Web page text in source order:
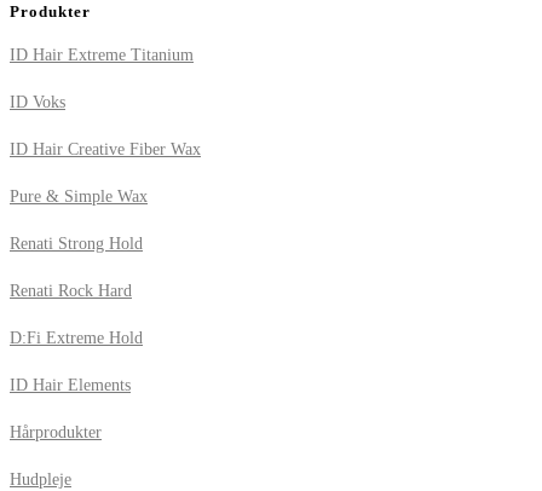
Produkter
ID Hair Extreme Titanium
ID Voks
ID Hair Creative Fiber Wax
Pure & Simple Wax
Renati Strong Hold
Renati Rock Hard
D:Fi Extreme Hold
ID Hair Elements
Hårprodukter
Hudpleje